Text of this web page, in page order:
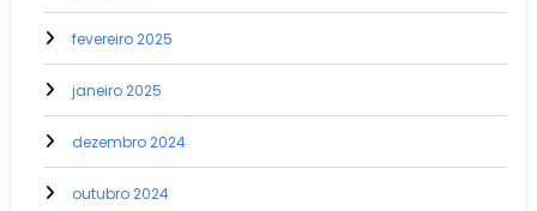
fevereiro 2025
janeiro 2025
dezembro 2024
outubro 2024